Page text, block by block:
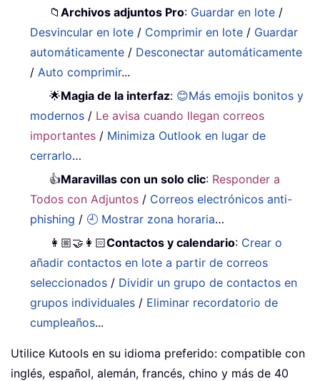
📁Archivos adjuntos Pro: Guardar en lote /
Desvincular en lote / Comprimir en lote / Guardar
automáticamente / Desconectar automáticamente
/ Auto comprimir...
🌟Magia de la interfaz: 😊Más emojis bonitos y
modernos / Le avisa cuando llegan correos
importantes / Minimiza Outlook en lugar de
cerrarlo…
👍Maravillas con un solo clic: Responder a
Todos con Adjuntos / Correos electrónicos anti-
phishing / 🕘 Mostrar zona horaria…
👩🏼‍🤝‍👩🏻Contactos y calendario: Crear o
añadir contactos en lote a partir de correos
seleccionados / Dividir un grupo de contactos en
grupos individuales / Eliminar recordatorio de
cumpleaños...
Utilice Kutools en su idioma preferido: compatible con
inglés, español, alemán, francés, chino y más de 40